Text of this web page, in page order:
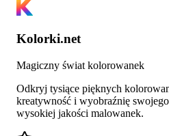
Kolorki.net
Magiczny świat kolorowanek
Odkryj tysiące pięknych
kreatywność i wyobraźnię
wysokiej jakości malowanek.